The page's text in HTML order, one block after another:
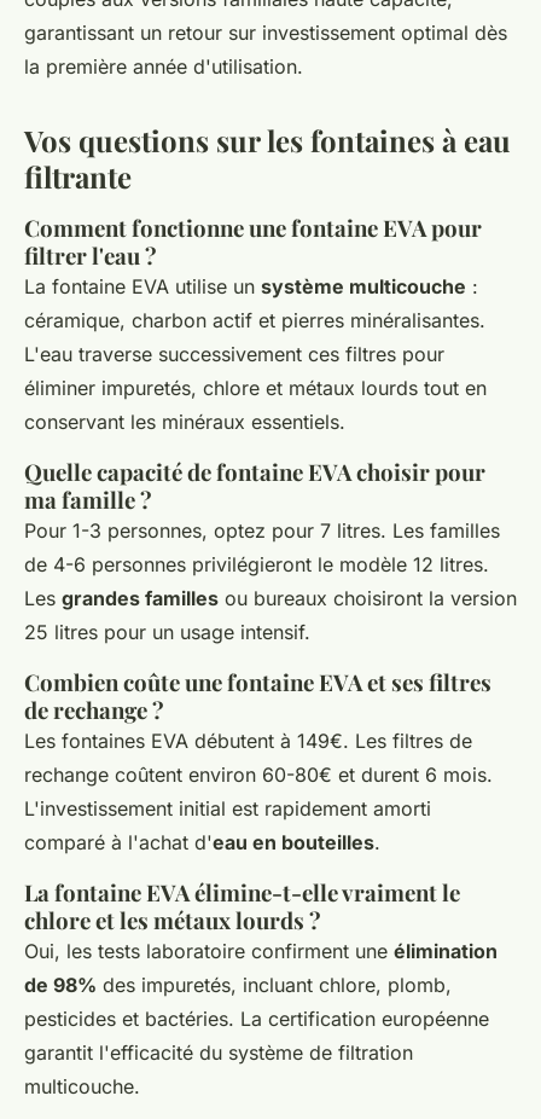
garantissant un retour sur investissement optimal dès
la première année d'utilisation.
Vos questions sur les fontaines à eau
filtrante
Comment fonctionne une fontaine EVA pour
filtrer l'eau ?
La fontaine EVA utilise un système multicouche :
céramique, charbon actif et pierres minéralisantes.
L'eau traverse successivement ces filtres pour
éliminer impuretés, chlore et métaux lourds tout en
conservant les minéraux essentiels.
Quelle capacité de fontaine EVA choisir pour
ma famille ?
Pour 1-3 personnes, optez pour 7 litres. Les familles
de 4-6 personnes privilégieront le modèle 12 litres.
Les grandes familles ou bureaux choisiront la version
25 litres pour un usage intensif.
Combien coûte une fontaine EVA et ses filtres
de rechange ?
Les fontaines EVA débutent à 149€. Les filtres de
rechange coûtent environ 60-80€ et durent 6 mois.
L'investissement initial est rapidement amorti
comparé à l'achat d'eau en bouteilles.
La fontaine EVA élimine-t-elle vraiment le
chlore et les métaux lourds ?
Oui, les tests laboratoire confirment une élimination
de 98% des impuretés, incluant chlore, plomb,
pesticides et bactéries. La certification européenne
garantit l'efficacité du système de filtration
multicouche.